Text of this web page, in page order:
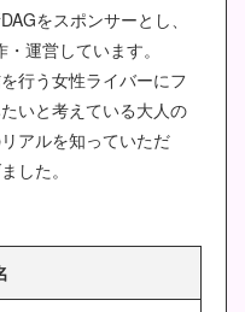
をスポンサーとし、
運営しています。
行う女性ライバーにフ
いと考えている大人の
アルを知っていただ
した。